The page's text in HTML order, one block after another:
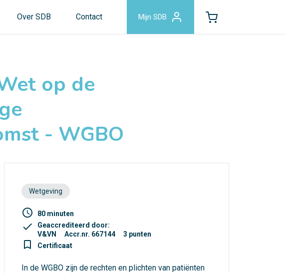
Over SDB Contact Mijn SDB
op de
- WGBO
Wetgeving
access_time 80 minuten
check
Geaccrediteerd door:
V&VN
Accr.nr. 667144 3 punten
turned_in_not Certificaat
In de WGBO zijn de rechten en plichten van patiënten